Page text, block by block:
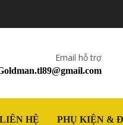
Email hỗ trợ
LIÊN HỆ PHỤ KIỆN &